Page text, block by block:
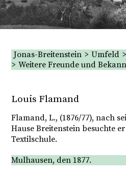
Jonas-Breitenstein Umfeld
Weitere Freunde und
Louis Flamand
Flamand, L., (1876/77), nach
Hause Breitenstein besuchte
Textilschule.
Mulhausen, den 1877.
Senden